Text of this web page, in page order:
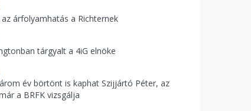
árfolyamhatás a Richternek
tárgyalt a 4iG elnöke
év börtönt is kaphat Szijjártó Péter, az
a BRFK vizsgálja